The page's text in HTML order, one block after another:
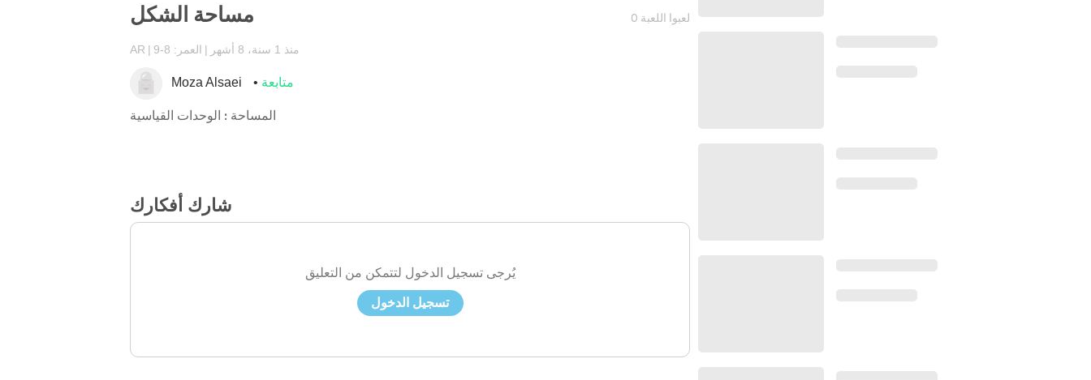
مساحة الشكل 0 لعبوا اللعبة
AR العمر: 8-9 منذ 1 سنة، 8 أشهر
Moza Alsaei متابعة
المساحة : الوحدات القياسية
شارك أفكارك
يُرجى تسجيل الدخول لتتمكن من التعليق
تسجيل الدخول